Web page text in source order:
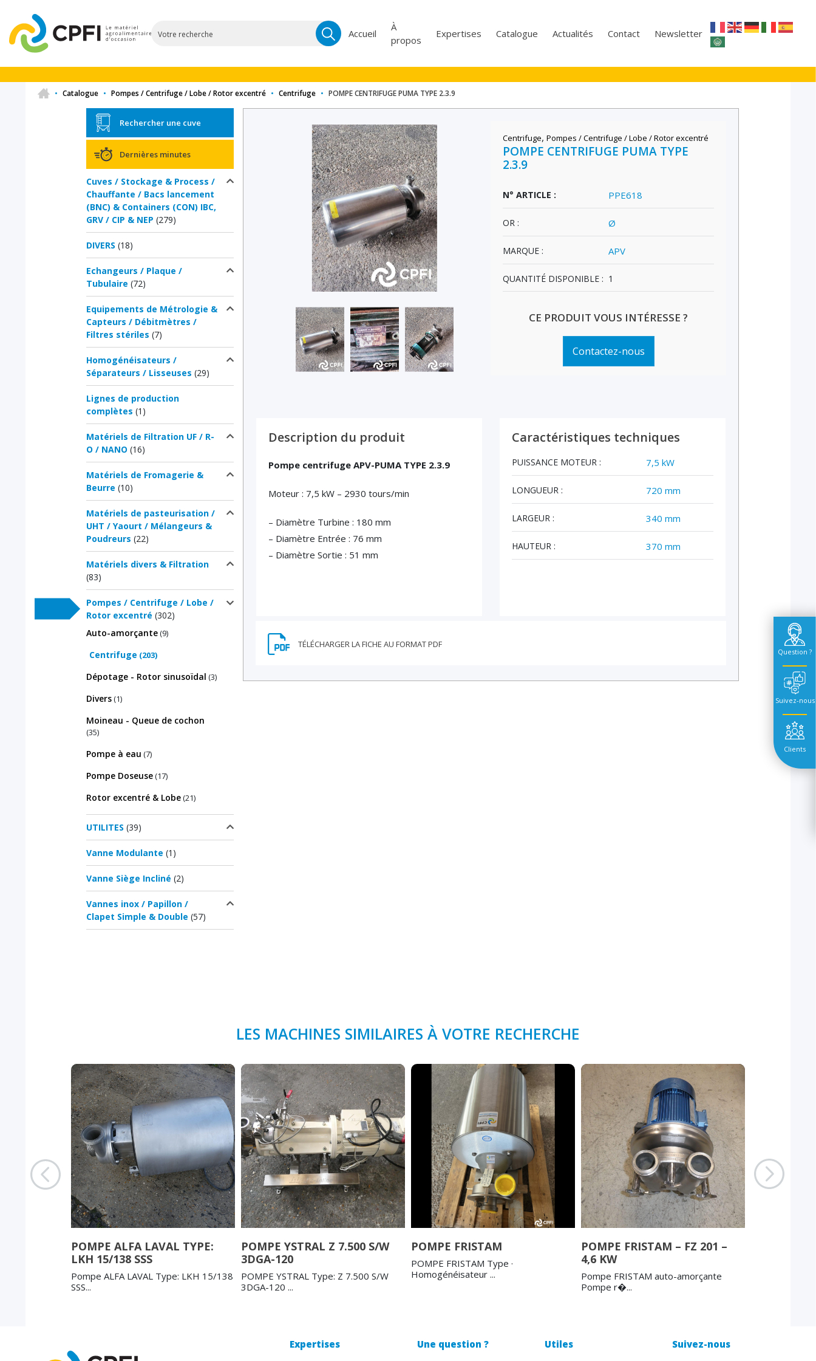
Recherche
pour :
Accueil
À
propos
Expertises Catalogue Actualités Contact Newsletter
Question ?
Suivez-nous
Clients
• Catalogue • Pompes / Centrifuge / Lobe / Rotor excentré • Centrifuge • POMPE CENTRIFUGE PUMA TYPE 2.3.9
Rechercher une cuve
Dernières minutes
Cuves / Stockage & Process /
Chauffante / Bacs lancement
(BNC) & Containers (CON) IBC,
GRV / CIP & NEP (279)
DIVERS (18)
Echangeurs / Plaque /
Tubulaire (72)
Equipements de Métrologie &
Capteurs / Débitmètres /
Filtres stériles (7)
Homogénéisateurs /
Séparateurs / Lisseuses (29)
Lignes de production
complètes (1)
Matériels de Filtration UF / R-
O / NANO (16)
Matériels de Fromagerie &
Beurre (10)
Matériels de pasteurisation /
UHT / Yaourt / Mélangeurs &
Poudreurs (22)
Matériels divers & Filtration
(83)
Pompes / Centrifuge / Lobe /
Rotor excentré (302)
Auto-amorçante(9)
Centrifuge (203)
Dépotage - Rotor sinusoïdal (3)
Divers(1)
Moineau - Queue de cochon
(35)
Pompe à eau (7)
Pompe Doseuse(17)
Rotor excentré & Lobe(21)
UTILITES (39)
Vanne Modulante (1)
Vanne Siège Incliné (2)
Vannes inox / Papillon /
Clapet Simple & Double (57)
Centrifuge,Pompes / Centrifuge / Lobe / Rotor excentré
POMPE CENTRIFUGE PUMA TYPE
2.3.9
N° ARTICLE : PPE618
OR : Ø
MARQUE : APV
QUANTITÉ DISPONIBLE : 1
CE PRODUIT VOUS INTÉRESSE ?
Contactez-nous
Description du produit
Pompe centrifuge APV-PUMA TYPE 2.3.9
Moteur : 7,5 kW – 2930 tours/min
– Diamètre Turbine : 180 mm
– Diamètre Entrée : 76 mm
– Diamètre Sortie : 51 mm
Caractéristiques techniques
PUISSANCE MOTEUR : 7,5 kW
LONGUEUR : 720 mm
LARGEUR : 340 mm
HAUTEUR : 370 mm
LES MACHINES SIMILAIRES À VOTRE RECHERCHE
POMPE ALFA LAVAL TYPE:
LKH 15/138 SSS
Pompe ALFA LAVAL Type: LKH 15/138
SSS...
POMPE YSTRAL Z 7.500 S/W
3DGA-120
POMPE YSTRAL Type: Z 7.500 S/W
3DGA-120 ...
POMPE FRISTAM
POMPE FRISTAM Type ·
Homogénéisateur ...
POMPE FRISTAM – FZ 201 –
4,6 KW
Pompe FRISTAM auto-amorçante
Pompe r�...
Expertises Une question ? Utiles Suivez-nous